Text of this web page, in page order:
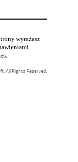
wyrażasz
.
All Rights Reserved.